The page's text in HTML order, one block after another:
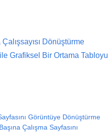
Dönüştürme
Grafiksel Bir Ortama Tabloyu
Görüntüye Dönüştürme
Çalışma Sayfasını